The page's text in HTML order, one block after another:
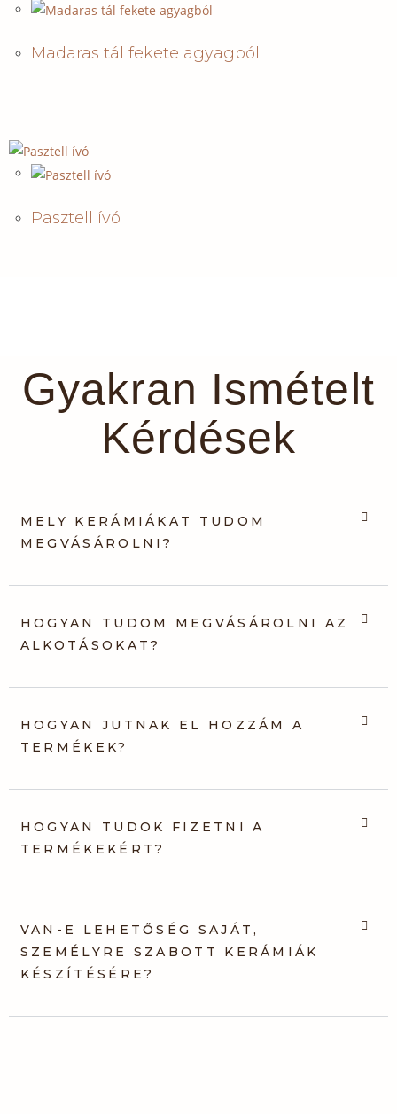
Madaras tál fekete agyagból
Pasztell ívó
Gyakran Ismételt
Kérdések
MELY KERÁMIÁKAT TUDOM
MEGVÁSÁROLNI?
HOGYAN TUDOM MEGVÁSÁROLNI AZ
ALKOTÁSOKAT?
HOGYAN JUTNAK EL HOZZÁM A
TERMÉKEK?
HOGYAN TUDOK FIZETNI A
TERMÉKEKÉRT?
VAN-E LEHETŐSÉG SAJÁT,
SZEMÉLYRE SZABOTT KERÁMIÁK
KÉSZÍTÉSÉRE?